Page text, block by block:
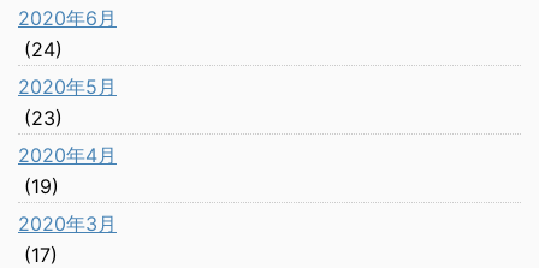
2020年6月
(24)
2020年5月
(23)
2020年4月
(19)
2020年3月
(17)